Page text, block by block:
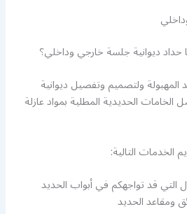
ديوانية جلسة خارجي وداخلي؟
المهبولة ولتصميم وتفصيل ديوانية
الحديدية المطلية بمواد عازلة
الخدمات التالية:
التي قد تواجهكم في أبواب الحديد
ومقاعد الحديد